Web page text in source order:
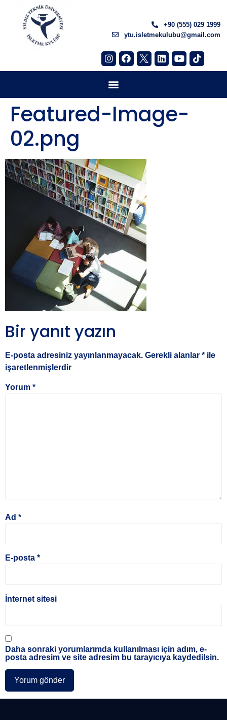
+90 (555) 029 1999
ytu.isletmekulubu@gmail.com
Featured-Image-
02.png
Bir yanıt yazın
E-posta adresiniz yayınlanmayacak. Gerekli alanlar * ile
işaretlenmişlerdir
Yorum *
Ad *
E-posta *
İnternet sitesi
Daha sonraki yorumlarımda kullanılması için adım, e-
posta adresim ve site adresim bu tarayıcıya kaydedilsin.